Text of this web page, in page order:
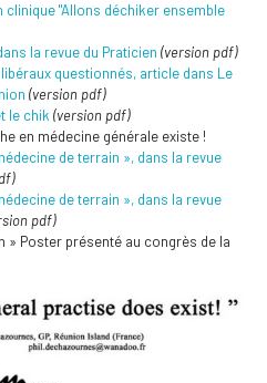
clinique "Allons déchiker ensemble
la revue du Praticien (version pdf)
questionnés, article dans Le
(version pdf)
le chik (version pdf)
en médecine générale existe !
de terrain », dans la revue
de terrain », dans la revue
pdf)
» Poster présenté au congrès de la